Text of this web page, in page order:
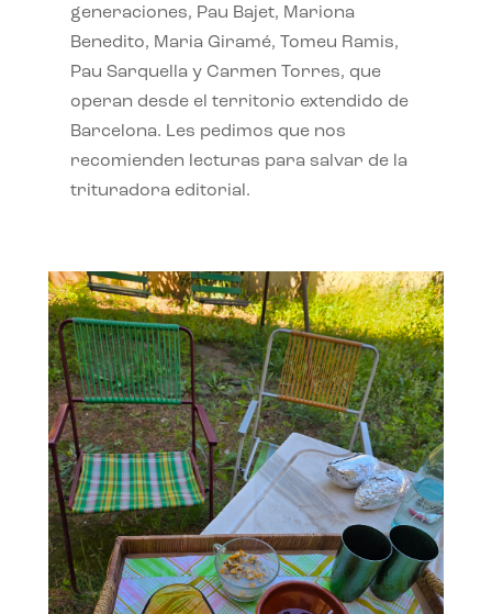
generaciones, Pau Bajet, Mariona
Benedito, Maria Giramé, Tomeu Ramis,
Pau Sarquella y Carmen Torres, que
operan desde el territorio extendido de
Barcelona. Les pedimos que nos
recomienden lecturas para salvar de la
trituradora editorial.